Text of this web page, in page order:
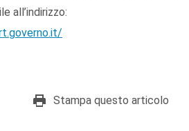
all’indirizzo:
Stampa questo articolo